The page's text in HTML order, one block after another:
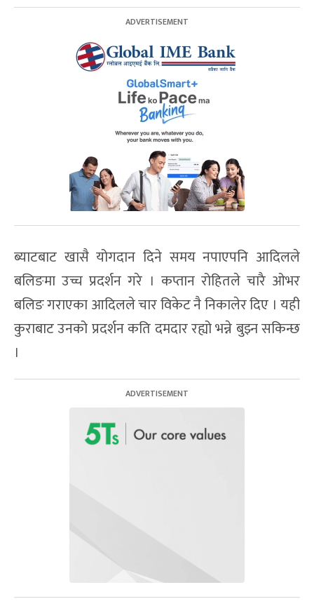
ब्याटबाट खासै योगदान दिने समय नपाएपनि आदिलले
बलिङमा उच्च प्रदर्शन गरे । कप्तान रोहितले चारै ओभर
बलिङ गराएका आदिलले चार विकेट नै निकालेर दिए । यही
कुराबाट उनको प्रदर्शन कति दमदार रह्यो भन्ने बुझ्न सकिन्छ
।